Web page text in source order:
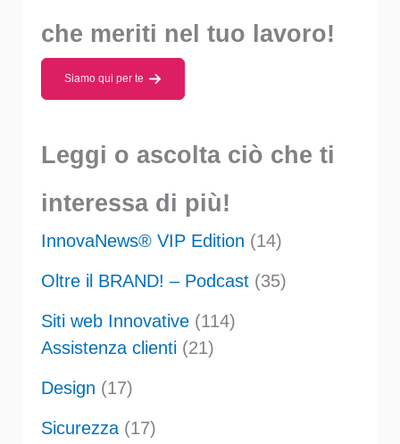
che meriti nel tuo lavoro!
Siamo qui per te
Leggi o ascolta ciò che ti
interessa di più!
InnovaNews® VIP Edition (14)
Oltre il BRAND! – Podcast(35)
Siti web Innovative(114)
Assistenza clienti(21)
Design (17)
Sicurezza(17)